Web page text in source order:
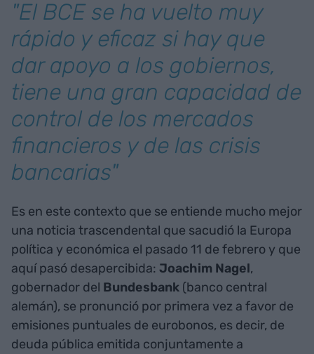
"El BCE se ha vuelto muy
rápido y eficaz si hay que
dar apoyo a los gobiernos,
tiene una gran capacidad de
control de los mercados
financieros y de las crisis
bancarias"
Es en este contexto que se entiende mucho mejor
una noticia trascendental que sacudió la Europa
política y económica el pasado 11 de febrero y que
aquí pasó desapercibida: Joachim Nagel,
gobernador del Bundesbank (banco central
alemán), se pronunció por primera vez a favor de
emisiones puntuales de eurobonos, es decir, de
deuda pública emitida conjuntamente a